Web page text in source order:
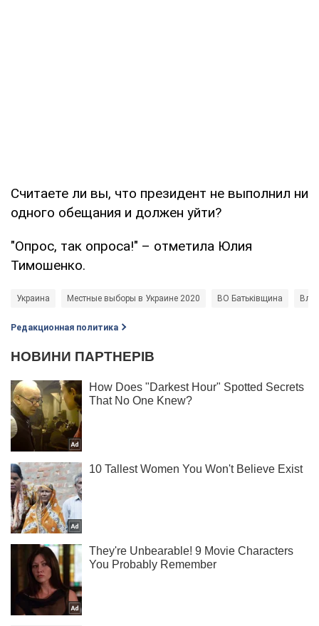
Считаете ли вы, что президент не выполнил ни
одного обещания и должен уйти?
"Опрос, так опроса!" – отметила Юлия
Тимошенко.
Украина Местные выборы в Украине 2020 ВО Батьківщина
Редакционная политика